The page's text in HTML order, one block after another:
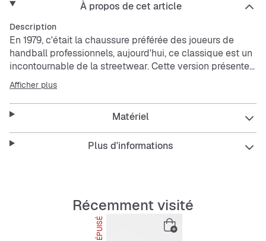
À propos de cet article
Description
En 1979, c'était la chaussure préférée des joueurs de
handball professionnels, aujourd'hui, ce classique est un
incontournable de la streetwear. Cette version présente
une tige en nubuck de cuir suédé doux. Pour un vrai
style vintage, la semelle extérieure en caoutchouc
naturel est indispensable.
Afficher plus
Matériel
Plus d'informations
Récemment visité
ÉPUISÉ